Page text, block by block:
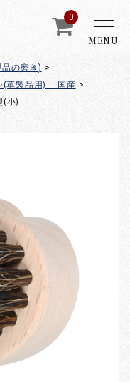
MENU
0
の磨き) >
(革製品用) 国産 >
)